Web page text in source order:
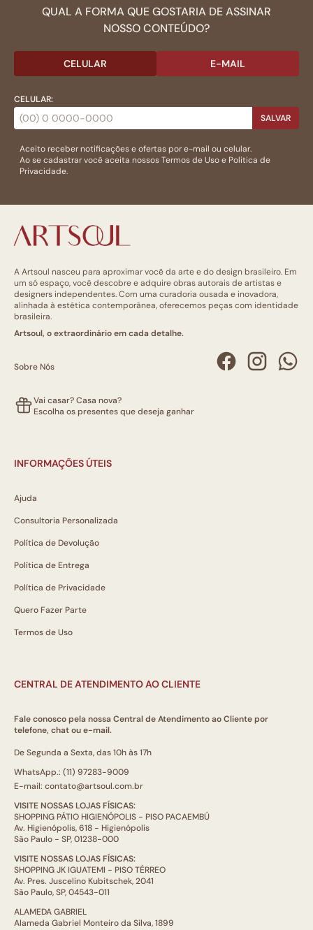
QUAL A FORMA QUE GOSTARIA DE ASSINAR
NOSSO CONTEÚDO?
CELULAR E-MAIL
CELULAR:
SALVAR
Aceito receber notificações e ofertas por e-mail ou celular.
Ao se cadastrar você aceita nossosTermos de Usoe Politica de
Privacidade.
A Artsoul nasceu para aproximar você da arte e do design brasileiro. Em
um só espaço, você descobre e adquire obras autorais de artistas e
designers independentes. Com uma curadoria ousada e inovadora,
alinhada à estética contemporânea, oferecemos peças com identidade
brasileira.
Artsoul, o extraordinário em cada detalhe.
Sobre Nós
Vai casar? Casa nova?
Escolha os presentes que deseja ganhar
INFORMAÇÕES ÚTEIS
Ajuda
Consultoria Personalizada
Política de Devolução
Política de Entrega
Política de Privacidade
Quero Fazer Parte
Termos de Uso
CENTRAL DE ATENDIMENTO AO CLIENTE
Fale conosco pela nossa Central de Atendimento ao Cliente por
telefone, chat ou e-mail.
De Segunda a Sexta, das 10h às 17h
WhatsApp.: (11) 97283-9009
E-mail: contato@artsoul.com.br
VISITE NOSSAS LOJAS FÍSICAS:
SHOPPING PÁTIO HIGIENÓPOLIS - PISO PACAEMBÚ
Av. Higienópolis, 618 - Higienópolis
São Paulo - SP, 01238-000
VISITE NOSSAS LOJAS FÍSICAS:
SHOPPING JK IGUATEMI - PISO TÉRREO
Av. Pres. Juscelino Kubitschek, 2041
São Paulo, SP, 04543-011
ALAMEDA GABRIEL
Alameda Gabriel Monteiro da Silva, 1899